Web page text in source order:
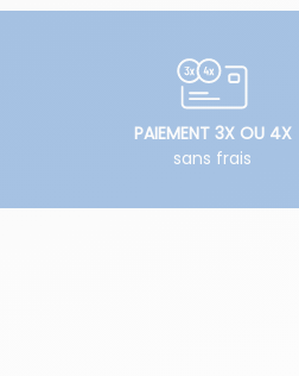
PAIEMENT 3X OU 4X
sans frais